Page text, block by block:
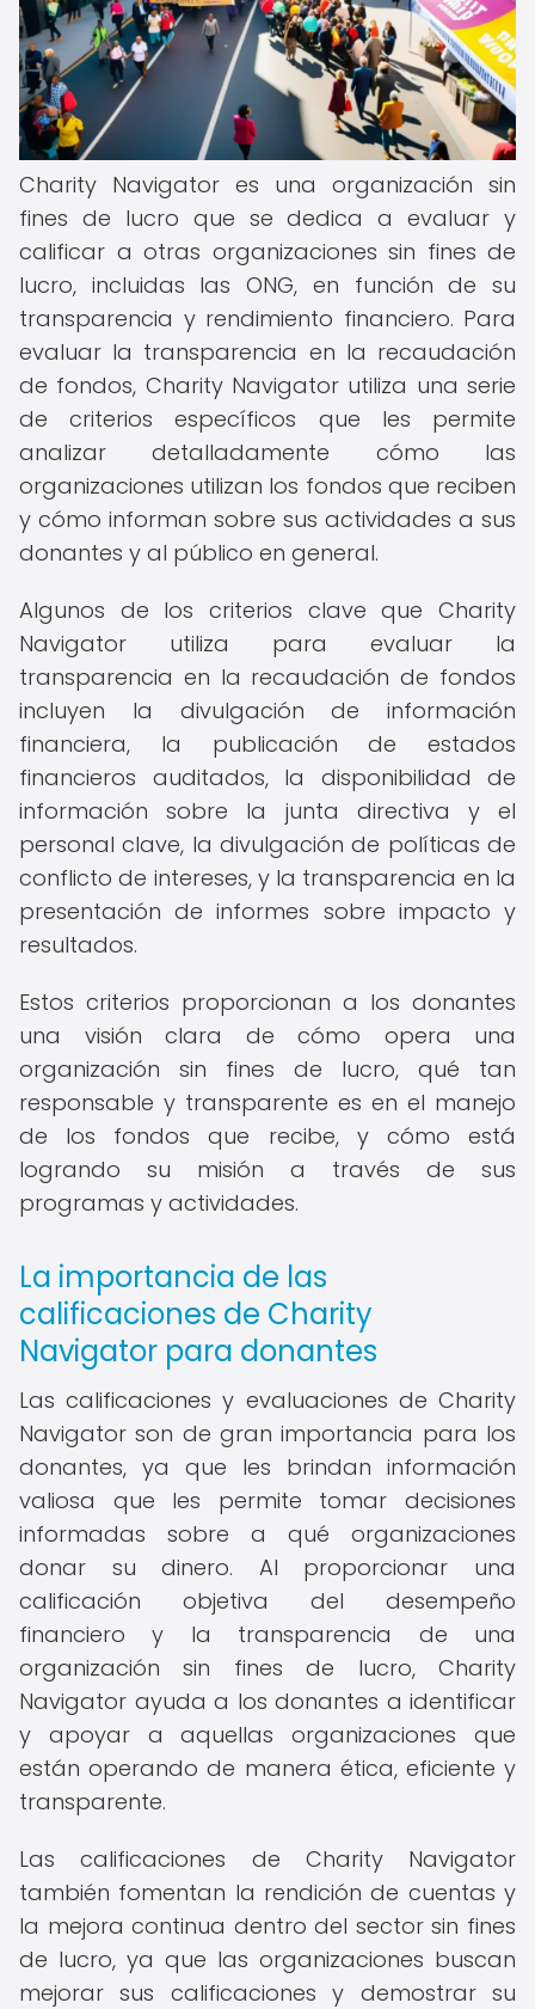
Charity Navigator es una organización sin
fines de lucro que se dedica a evaluar y
calificar a otras organizaciones sin fines de
lucro, incluidas las ONG, en función de su
transparencia y rendimiento financiero. Para
evaluar la transparencia en la recaudación
de fondos, Charity Navigator utiliza una serie
de criterios específicos que les permite
analizar detalladamente cómo las
organizaciones utilizan los fondos que reciben
y cómo informan sobre sus actividades a sus
donantes y al público en general.
Algunos de los criterios clave que Charity
Navigator utiliza para evaluar la
transparencia en la recaudación de fondos
incluyen la divulgación de información
financiera, la publicación de estados
financieros auditados, la disponibilidad de
información sobre la junta directiva y el
personal clave, la divulgación de políticas de
conflicto de intereses, y la transparencia en la
presentación de informes sobre impacto y
resultados.
Estos criterios proporcionan a los donantes
una visión clara de cómo opera una
organización sin fines de lucro, qué tan
responsable y transparente es en el manejo
de los fondos que recibe, y cómo está
logrando su misión a través de sus
programas y actividades.
La importancia de las
calificaciones de Charity
Navigator para donantes
Las calificaciones y evaluaciones de Charity
Navigator son de gran importancia para los
donantes, ya que les brindan información
valiosa que les permite tomar decisiones
informadas sobre a qué organizaciones
donar su dinero. Al proporcionar una
calificación objetiva del desempeño
financiero y la transparencia de una
organización sin fines de lucro, Charity
Navigator ayuda a los donantes a identificar
y apoyar a aquellas organizaciones que
están operando de manera ética, eficiente y
transparente.
Las calificaciones de Charity Navigator
también fomentan la rendición de cuentas y
la mejora continua dentro del sector sin fines
de lucro, ya que las organizaciones buscan
mejorar sus calificaciones y demostrar su